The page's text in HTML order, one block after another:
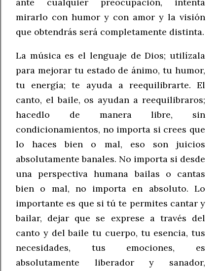
ante cualquier preocupación, intenta
mirarlo con humor y con amor y la visión
que obtendrás será completamente distinta.
La música es el lenguaje de Dios; utilízala
para mejorar tu estado de ánimo, tu humor,
tu energía; te ayuda a reequilibrarte. El
canto, el baile, os ayudan a reequilibraros;
hacedlo de manera libre, sin
condicionamientos, no importa si crees que
lo haces bien o mal, eso son juicios
absolutamente banales. No importa si desde
una perspectiva humana bailas o cantas
bien o mal, no importa en absoluto. Lo
importante es que si tú te permites cantar y
bailar, dejar que se exprese a través del
canto y del baile tu cuerpo, tu esencia, tus
necesidades, tus emociones, es
absolutamente liberador y sanador,